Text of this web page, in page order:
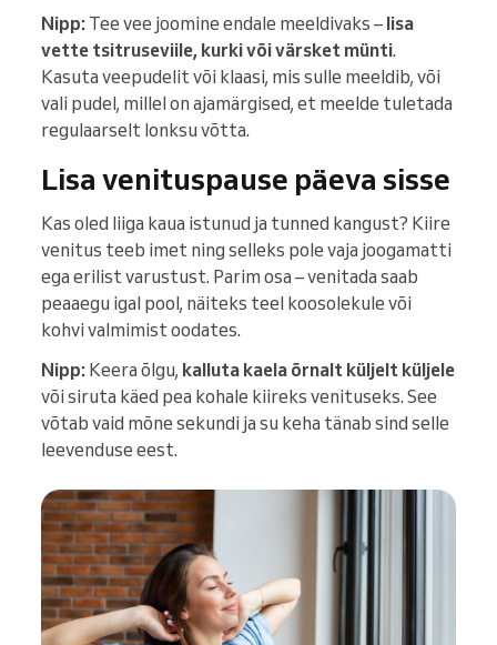
Nipp: Tee vee joomine endale meeldivaks – lisa
vette tsitruseviile, kurki või värsket münti.
Kasuta veepudelit või klaasi, mis sulle meeldib, või
vali pudel, millel on ajamärgised, et meelde tuletada
regulaarselt lonksu võtta.
Lisa venituspause päeva sisse
Kas oled liiga kaua istunud ja tunned kangust? Kiire
venitus teeb imet ning selleks pole vaja joogamatti
ega erilist varustust. Parim osa – venitada saab
peaaegu igal pool, näiteks teel koosolekule või
kohvi valmimist oodates.
Nipp: Keera õlgu, kalluta kaela õrnalt küljelt küljele
või siruta käed pea kohale kiireks venituseks. See
võtab vaid mõne sekundi ja su keha tänab sind selle
leevenduse eest.